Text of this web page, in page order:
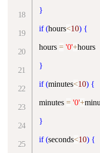
}
if (hours<10) {
hours = '0'+ hours
}
if (minutes<10) {
minutes = '0'+
}
if (seconds<10) {